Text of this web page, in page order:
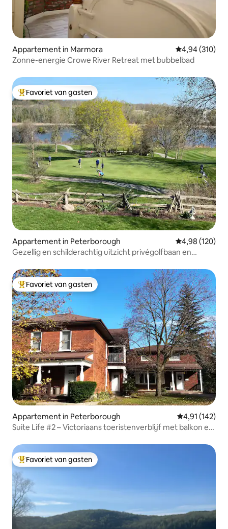
Appartement in Marmora Gemiddelde
4,94 (310)
Zonne-energie Crowe River Retreat met bubbelbad
Topfavoriet van gasten
Favoriet van gasten
Appartement in Peterborough Gemiddelde
4,98 (120)
Gezellig en schilderachtig uitzicht privégolfbaan en
Topfavoriet van gasten
Favoriet van gasten
Appartement in Peterborough Gemiddelde
4,91 (142)
Suite Life #2 – Victoriaans toeristenverblijf met balkon en
Topfavoriet van gasten
Favoriet van gasten